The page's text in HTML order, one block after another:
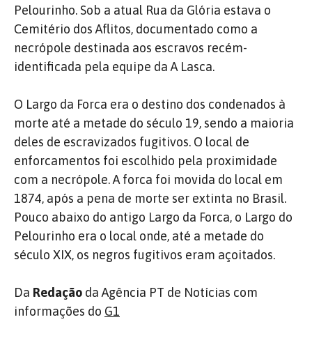
Pelourinho. Sob a atual Rua da Glória estava o
Cemitério dos Aflitos, documentado como a
necrópole destinada aos escravos recém-
identificada pela equipe da A Lasca.
O Largo da Forca era o destino dos condenados à
morte até a metade do século 19, sendo a maioria
deles de escravizados fugitivos. O local de
enforcamentos foi escolhido pela proximidade
com a necrópole. A forca foi movida do local em
1874, após a pena de morte ser extinta no Brasil.
Pouco abaixo do antigo Largo da Forca, o Largo do
Pelourinho era o local onde, até a metade do
século XIX, os negros fugitivos eram açoitados.
Da Redação da Agência PT de Notícias com
informações do G1